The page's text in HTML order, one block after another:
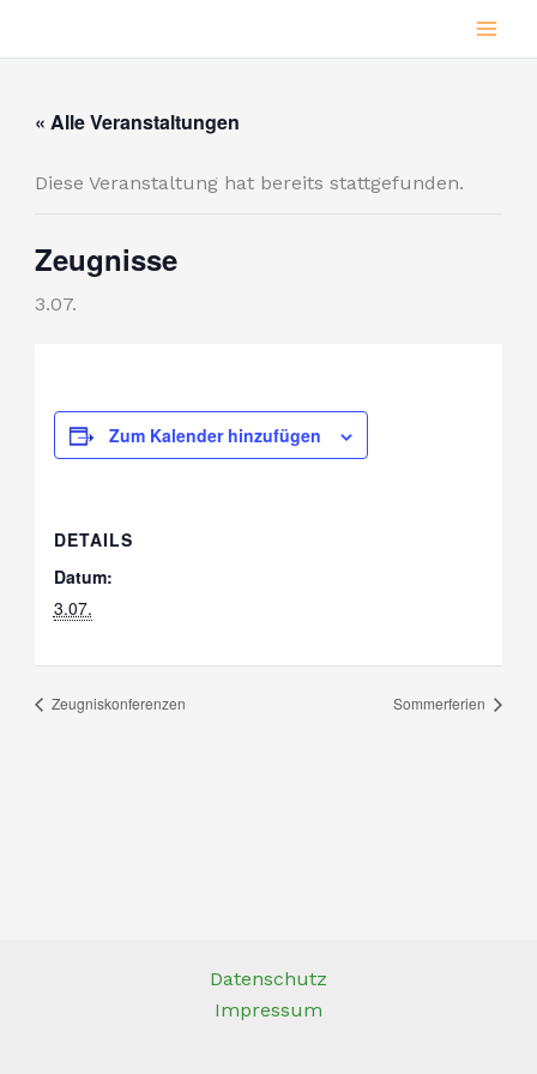
« Alle Veranstaltungen
Diese Veranstaltung hat bereits stattgefunden.
Zeugnisse
3.07.
Zum Kalender hinzufügen
DETAILS
Datum:
3.07.
Zeugniskonferenzen Sommerferien
Datenschutz
Impressum